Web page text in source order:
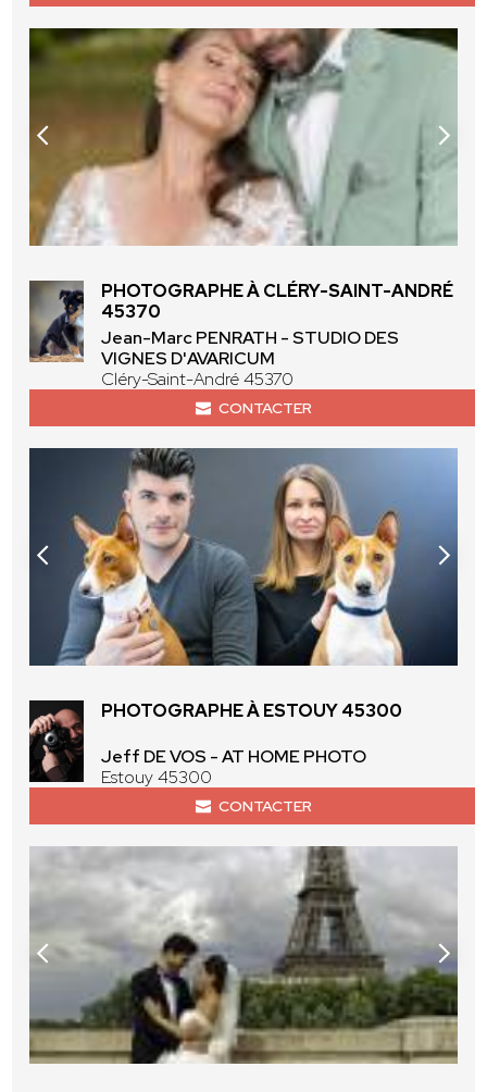
PHOTOGRAPHE À CLÉRY-SAINT-ANDRÉ
45370
Jean-Marc PENRATH - STUDIO DES
VIGNES D'AVARICUM
Cléry-Saint-André 45370
CONTACTER
PHOTOGRAPHE À ESTOUY 45300
Jeff DE VOS - AT HOME PHOTO
Estouy 45300
CONTACTER